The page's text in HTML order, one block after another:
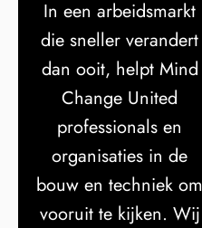
In een arbeidsmarkt
die sneller verandert
dan ooit, helpt Mind
Change United
professionals en
organisaties in de
bouw en techniek om
vooruit te kijken. Wij